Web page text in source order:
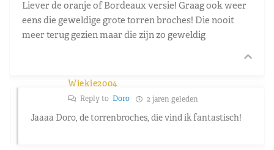
Liever de oranje of Bordeaux versie! Graag ook weer
eens die geweldige grote torren broches! Die nooit
meer terug gezien maar die zijn zo geweldig
Wiekie2004
Reply to Doro 2 jaren geleden
Jaaaa Doro, de torrenbroches, die vind ik fantastisch!